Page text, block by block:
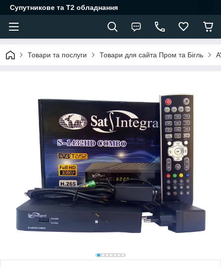
Супутникове та Т2 обладнання
Товари та послуги Товари для сайта Пром та Бігль